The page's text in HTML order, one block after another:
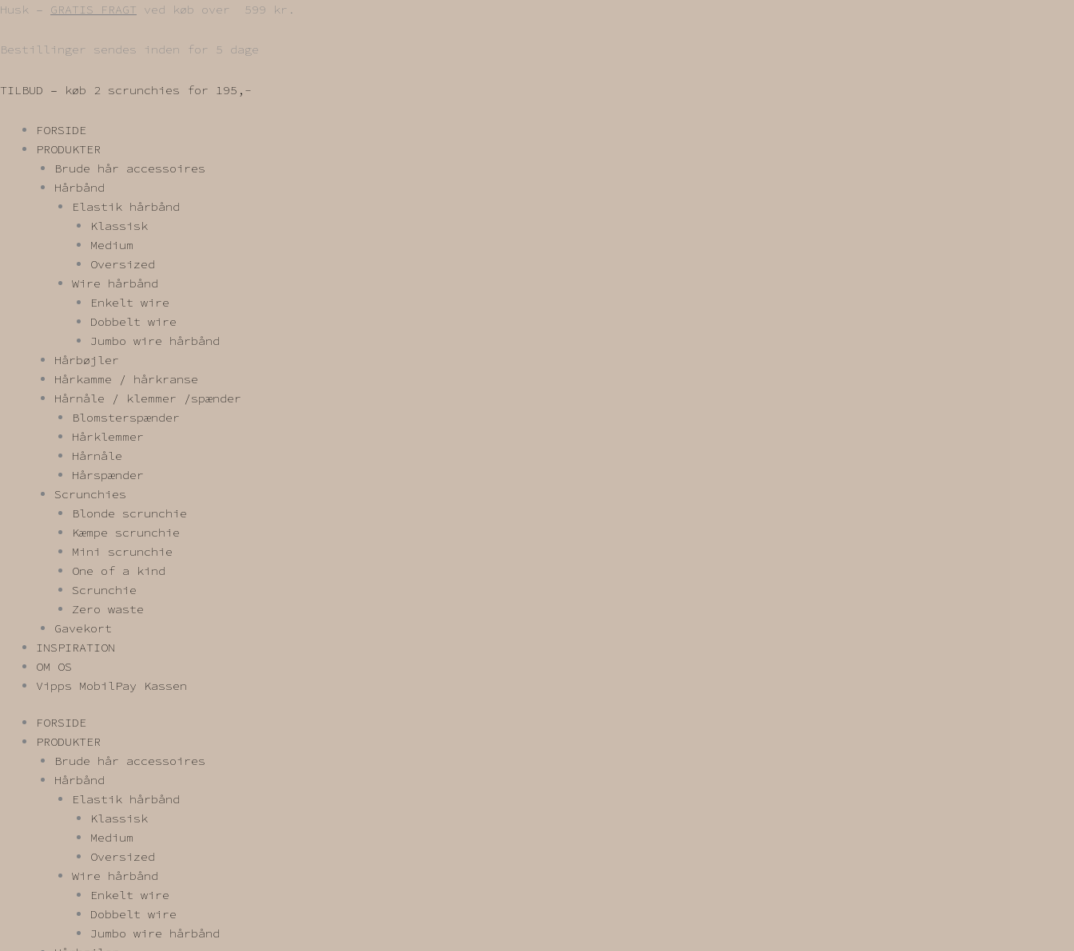
Gå
indholdet
Husk – GRATIS FRAGT ved køb over 599 kr.
Bestillinger sendes inden for 5 dage
TILBUD – køb 2 scrunchies for 195,-
FORSIDE
PRODUKTER
Brude hår accessoires
Hårbånd
Elastik hårbånd
Klassisk
Medium
Oversized
Wire hårbånd
Enkelt wire
Dobbelt wire
Jumbo wire hårbånd
Hårbøjler
Hårkamme / hårkranse
Hårnåle / klemmer /spænder
Blomsterspænder
Hårklemmer
Hårnåle
Hårspænder
Scrunchies
Blonde scrunchie
Kæmpe scrunchie
Mini scrunchie
One of a kind
Scrunchie
Zero waste
Gavekort
INSPIRATION
OM OS
Vipps MobilPay Kassen
FORSIDE
PRODUKTER
Brude hår accessoires
Hårbånd
Elastik hårbånd
Klassisk
Medium
Oversized
Wire hårbånd
Enkelt wire
Dobbelt wire
Jumbo wire hårbånd